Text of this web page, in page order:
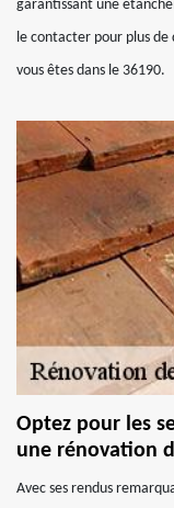
garantissant une
le contacter pour plus de
vous êtes dans le 36190.
Optez pour les
une rénovation
Avec ses rendus